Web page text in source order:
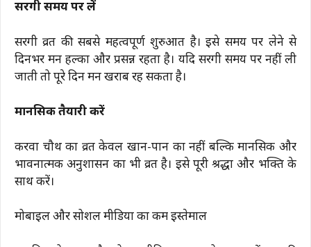
सरगी समय पर लें
सरगी व्रत की सबसे महत्वपूर्ण शुरुआत है। इसे समय पर लेने से
दिनभर मन हल्का और प्रसन्न रहता है। यदि सरगी समय पर नहीं ली
जाती तो पूरे दिन मन खराब रह सकता है।
मानसिक तैयारी करें
करवा चौथ का व्रत केवल खान-पान का नहीं बल्कि मानसिक और
भावनात्मक अनुशासन का भी व्रत है। इसे पूरी श्रद्धा और भक्ति के
साथ करें।
मोबाइल और सोशल मीडिया का कम इस्तेमाल